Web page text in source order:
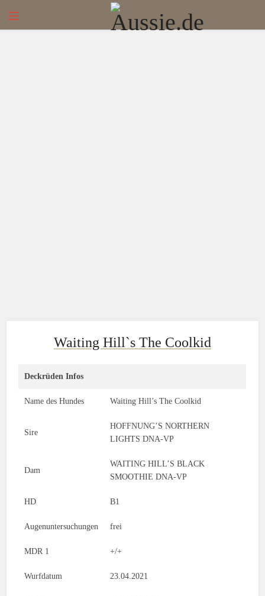
Waiting Hill`s The Coolkid
Deckrüden Infos
Name des Hundes Waiting Hill’s The Coolkid
Sire
HOFFNUNG’S NORTHERN
LIGHTS DNA-VP
Dam
WAITING HILL’S BLACK
SMOOTHIE DNA-VP
HD B1
Augenuntersuchungen frei
MDR 1 +/+
Wurfdatum 23.04.2021